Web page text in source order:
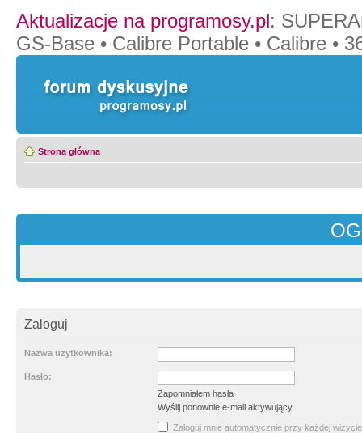
Aktualizacje na programosy.pl:
GS-Base • Calibre Portable • Calibre •
Strona główna
Zaloguj
Nazwa użytkownika:
Hasło:
Zapomniałem hasła
Wyślij ponownie e-mail aktywujący
Zaloguj mnie automatycznie przy każdej wizycie